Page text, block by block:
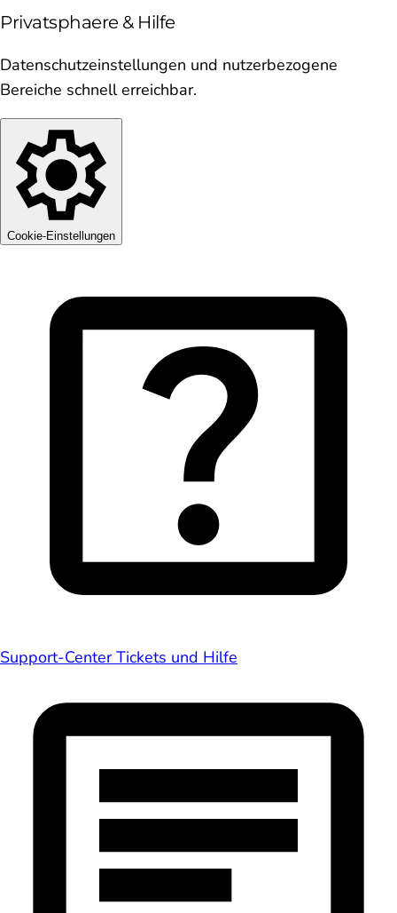
Privatsphaere & Hilfe
Datenschutzeinstellungen und nutzerbezogene
Bereiche schnell erreichbar.
Cookie-Einstellungen
Support-Center Tickets und Hilfe